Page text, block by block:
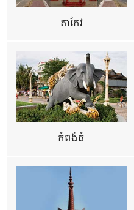
តាកែវ
កំពង់ធំ